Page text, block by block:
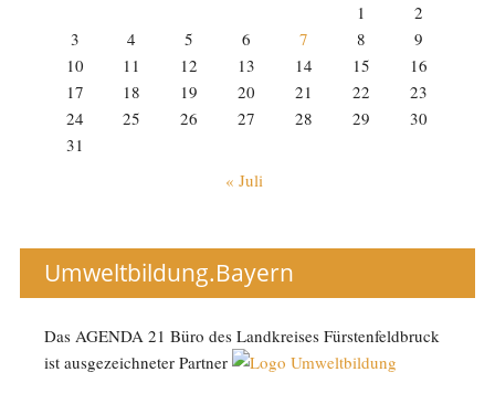
1
2
3
4 5 6 7 8
9
10
11 12 13 14 15
16
17
18 19 20 21 22
23
24
25 26 27 28 29
30
31
« Juli
Umweltbildung.Bayern
Das AGENDA 21 Büro des Landkreises Fürstenfeldbruck
ist ausgezeichneter Partner